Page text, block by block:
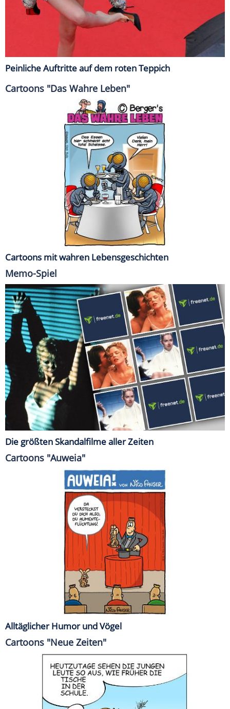
Peinliche Auftritte auf dem roten Teppich
Cartoons "Das Wahre Leben"
Cartoons mit wahren Lebensgeschichten
Memo-Spiel
Die größten Skandalfilme aller Zeiten
Cartoons "Auweia"
Alltäglicher Humor und Vögel
Cartoons "Neue Zeiten"